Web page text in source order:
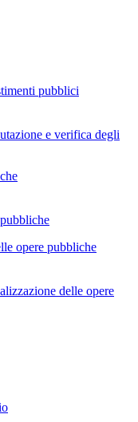
pubblici
e verifica degli
opere pubbliche
delle opere